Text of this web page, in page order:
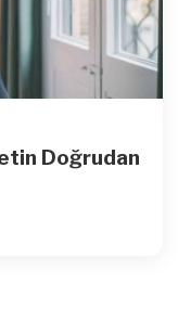
Doğrudan